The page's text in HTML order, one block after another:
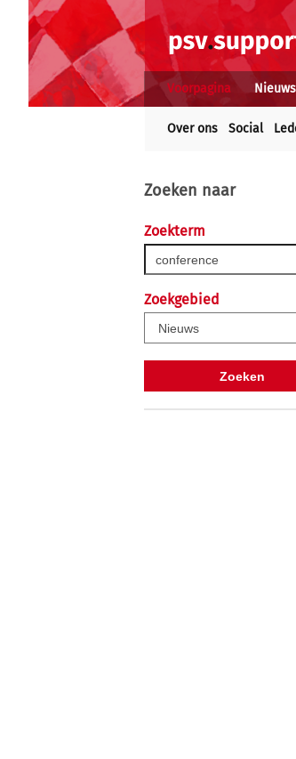
Voorpagina Nieuws
Over ons Social
Zoeken naar
Zoekterm
Zoekgebied